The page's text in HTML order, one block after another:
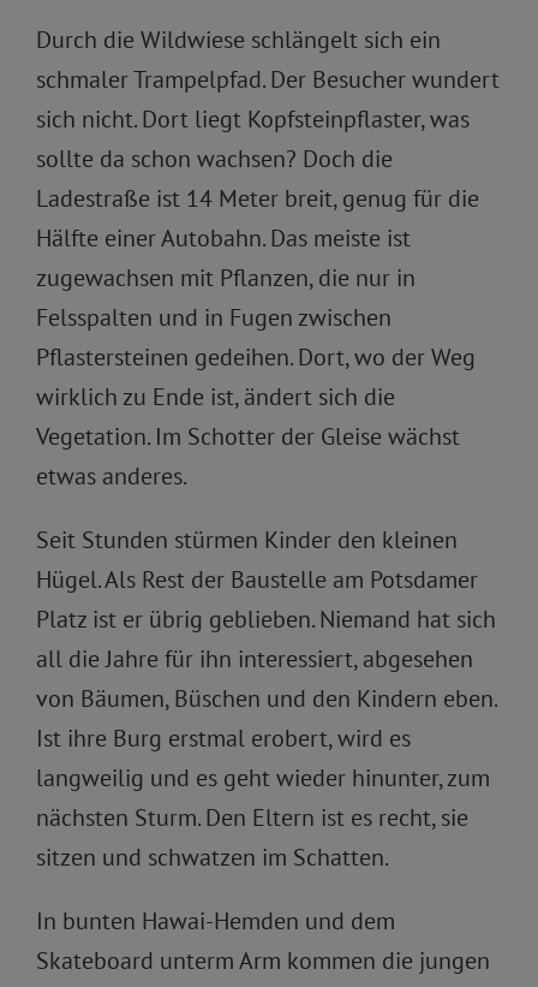
Durch die Wildwiese schlängelt sich ein
schmaler Trampelpfad. Der Besucher wundert
sich nicht. Dort liegt Kopfsteinpflaster, was
sollte da schon wachsen? Doch die
Ladestraße ist 14 Meter breit, genug für die
Hälfte einer Autobahn. Das meiste ist
zugewachsen mit Pflanzen, die nur in
Felsspalten und in Fugen zwischen
Pflastersteinen gedeihen. Dort, wo der Weg
wirklich zu Ende ist, ändert sich die
Vegetation. Im Schotter der Gleise wächst
etwas anderes.
Seit Stunden stürmen Kinder den kleinen
Hügel. Als Rest der Baustelle am Potsdamer
Platz ist er übrig geblieben. Niemand hat sich
all die Jahre für ihn interessiert, abgesehen
von Bäumen, Büschen und den Kindern eben.
Ist ihre Burg erstmal erobert, wird es
langweilig und es geht wieder hinunter, zum
nächsten Sturm. Den Eltern ist es recht, sie
sitzen und schwatzen im Schatten.
In bunten Hawai-Hemden und dem
Skateboard unterm Arm kommen die jungen